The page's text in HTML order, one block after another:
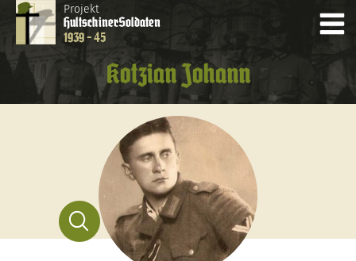
Projekt
HultschinerSoldaten
1939 - 45
Kotzian Johann